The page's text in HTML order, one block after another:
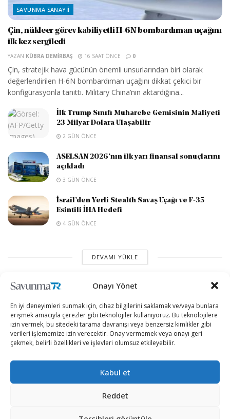
Onayı Yönet
En iyi deneyimleri sunmak için, cihaz bilgilerini saklamak ve/veya bunlara
erişmek amacıyla çerezler gibi teknolojiler kullanıyoruz. Bu teknolojilere
izin vermek, bu sitedeki tarama davranışı veya benzersiz kimlikler gibi
verileri işlememize izin verecektir. Onay vermemek veya onayı geri
çekmek, belirli özellikleri ve işlevleri olumsuz etkileyebilir.
Kabul et
Reddet
SAVUNMA SANAYII
Çin, nükleer görev kabiliyetli H-6N bombardıman uçağını
ilk kez sergiledi
YAZAN KÜBRA DEMIRBAŞ 16 SAAT ÖNCE 0
Çin, stratejik hava gücünün önemli unsurlarından biri olarak
değerlendirilen H-6N bombardıman uçağını dikkat çekici bir
konfigürasyonla tanıttı. Military China’nın aktardığına...
İlk Trump Sınıfı Muharebe Gemisinin Maliyeti
23 Milyar Dolara Ulaşabilir
2 GÜN ÖNCE
ASELSAN 2026’nın ilk yarı finansal sonuçlarını
açıkladı
3 GÜN ÖNCE
İsrail’den Yerli Stealth Savaş Uçağı ve F-35
Esintili İHA Hedefi
4 GÜN ÖNCE
DEVAMI YÜKLE
+90 530 308 17 96